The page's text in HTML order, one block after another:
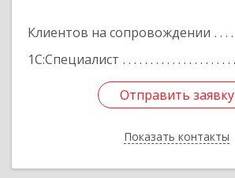
Клиентов на сопровождении
1С:Специалист
Отправить заявку
Показать контакты
Отправить заявку
Назад